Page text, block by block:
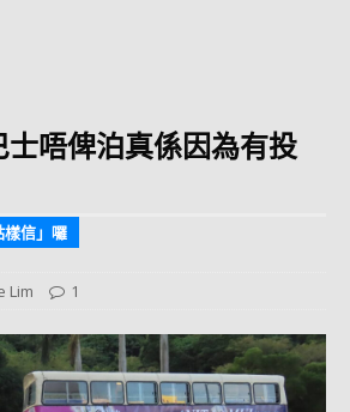
唔俾泊真係因為有投
樣信」囉
Lim 1